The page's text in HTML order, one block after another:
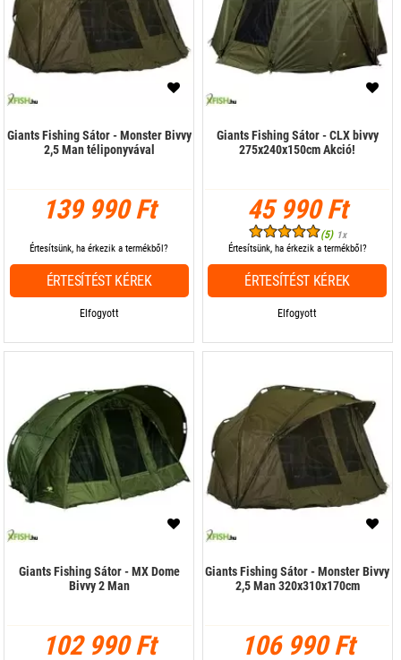
Giants Fishing Sátor - Monster Bivvy
2,5 Man téliponyvával
139 990 Ft
Elfogyott
Értesítsünk, ha érkezik a termékből?
ÉRTESÍTÉST KÉREK
Giants Fishing Sátor - CLX bivvy
275x240x150cm Akció!
45 990 Ft
(5) 1x
Elfogyott
Értesítsünk, ha érkezik a termékből?
ÉRTESÍTÉST KÉREK
Giants Fishing Sátor - MX Dome
Bivvy 2 Man
102 990 Ft
Giants Fishing Sátor - Monster Bivvy
2,5 Man 320x310x170cm
106 990 Ft